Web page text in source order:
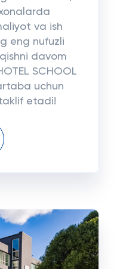
va ish
eng nufuzli
davom
SCHOOL
uchun
etadi!